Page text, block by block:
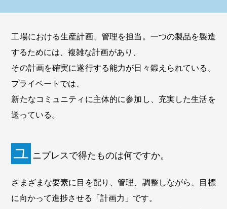
工場における生産計画、管理を担当。一つの製品を製造
するためには、複雑な計画があり、
その計画を確実に遂行する能力が日々鍛えられている。
プライベートでは、
新たなコミュニティに主体的に参加し、充実した生活を
送っている。
ユ ニプレスで得たものは何ですか。
さまざまな要素に目を配り、管理、調整しながら、目標
に向かって進捗させる「計画力」です。